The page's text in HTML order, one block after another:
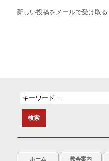
新しい投稿をメールで受け取る
ホーム 教会案内